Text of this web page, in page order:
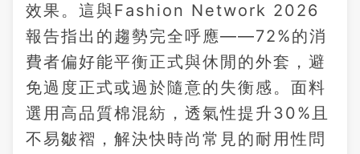
效果。這與Fashion Network 2026
報告指出的趨勢完全呼應——72%的消
費者偏好能平衡正式與休閒的外套，避
免過度正式或過於隨意的失衡感。面料
選用高品質棉混紡，透氣性提升30%且
不易皺褶，解決快時尚常見的耐用性問